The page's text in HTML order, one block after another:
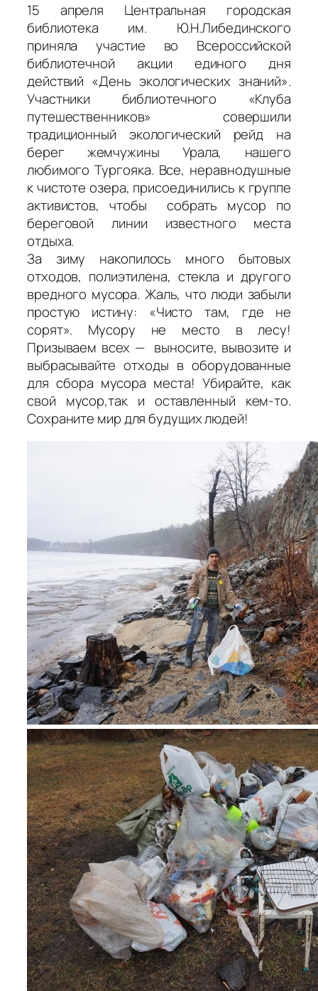
15 апреля Центральная городская
библиотека им. Ю.Н.Либединского
приняла участие во Всероссийской
библиотечной акции единого дня
действий «День экологических знаний».
Участники библиотечного «Клуба
путешественников» совершили
традиционный экологический рейд на
берег жемчужины Урала, нашего
любимого Тургояка. Все, неравнодушные
к чистоте озера, присоединились к группе
активистов, чтобы собрать мусор по
береговой линии известного места
отдыха.
За зиму накопилось много бытовых
отходов, полиэтилена, стекла и другого
вредного мусора. Жаль, что люди забыли
простую истину: «Чисто там, где не
сорят». Мусору не место в лесу!
Призываем всех — выносите, вывозите и
выбрасывайте отходы в оборудованные
для сбора мусора места! Убирайте, как
свой мусор,так и оставленный кем-то.
Сохраните мир для будущих людей!